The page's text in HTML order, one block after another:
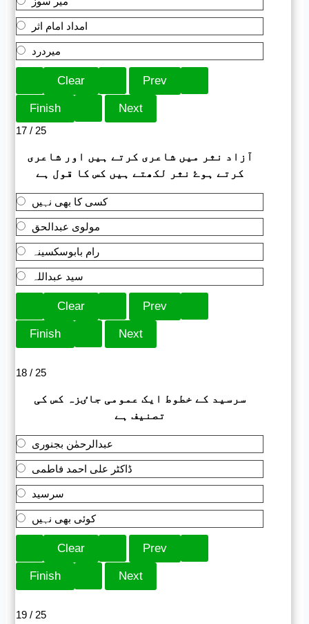
امداد امام اثر
میردرد
17 / 25
آزاد نثر میں شاعری کرتے ہیں اور شاعری
کرتے ہوۓ نثر لکھتے ہیں کس کا قول ہے
کسی کا بھی نہیں
مولوی عبدالحق
رام بابوسکسینہ
سید عبداللہ
18 / 25
سرسید کے خطوط ایک عمومی جاٸزہ کس کی
تصنیف ہے
عبدالرحمٰن بجنوری
ڈاکٹر علی احمد فاطمی
سرسید
کوئی بھی نہیں
19 / 25